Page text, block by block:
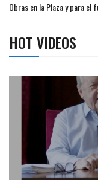
Obras en la Plaza y para el
HOT VIDEOS